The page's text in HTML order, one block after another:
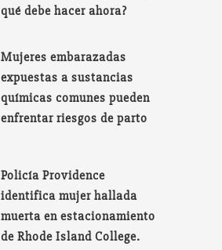
qué debe hacer ahora?
Mujeres embarazadas
expuestas a sustancias
químicas comunes pueden
enfrentar riesgos de parto
Policía Providence
identifica mujer hallada
muerta en estacionamiento
de Rhode Island College.